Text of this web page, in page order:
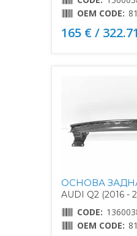
OEM CODE:
165 € /
ОСНОВА
AUDI Q2 (2016 -
CODE:
OEM CODE: